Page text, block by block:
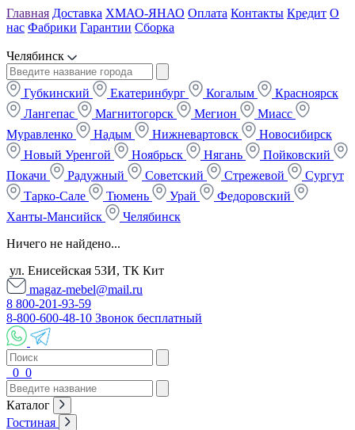
Главная Доставка ХМАО-ЯНАО Оплата Контакты Кредит О
нас Фабрики Гарантии Сборка
Челябинск
Губкинский Екатеринбург Когалым
Красноярск
Лангепас
Магнитогорск Мегион
Миасс
Муравленко
Надым Нижневартовск
Новосибирск
Новый Уренгой
Ноябрьск Нягань
Пойковский
Покачи
Радужный Советский Стрежевой
Сургут
Тарко-Сале
Тюмень Урай
Федоровский
Ханты-Мансийск
Челябинск
Ничего не найдено...
ул. Енисейская 53И, ТК Кит
magaz-mebel@mail.ru
8 800-201-93-59
8-800-600-48-10 Звонок бесплатный
0 0
Каталог
Гостиная